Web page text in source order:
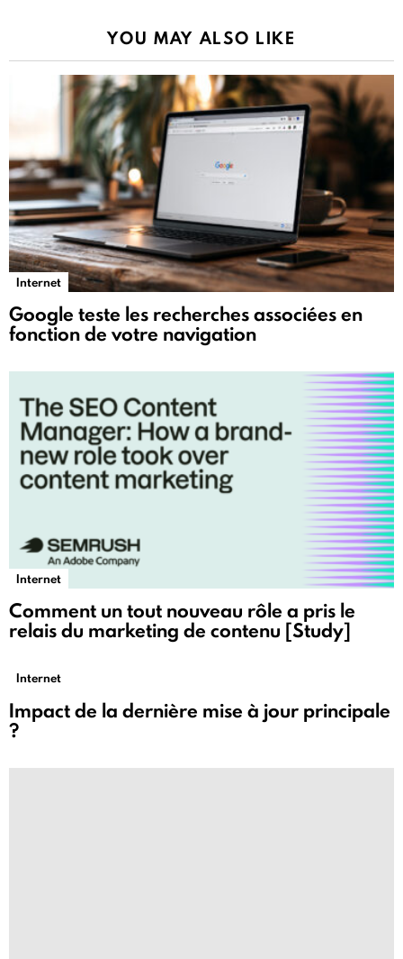
YOU MAY ALSO LIKE
Internet
Google teste les recherches associées en
fonction de votre navigation
Internet
Comment un tout nouveau rôle a pris le
relais du marketing de contenu [Study]
Internet
Impact de la dernière mise à jour principale
?